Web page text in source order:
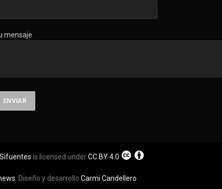
mensaje
is licensed underCC BY 4.0
. Diseño y desarrollo Carmi Candellero